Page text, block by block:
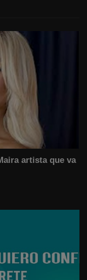
artista que va